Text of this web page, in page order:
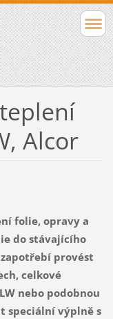
Alcor
folie, opravy a
do stávajícího
provést
celkové
nebo podobnou
speciální výplně s